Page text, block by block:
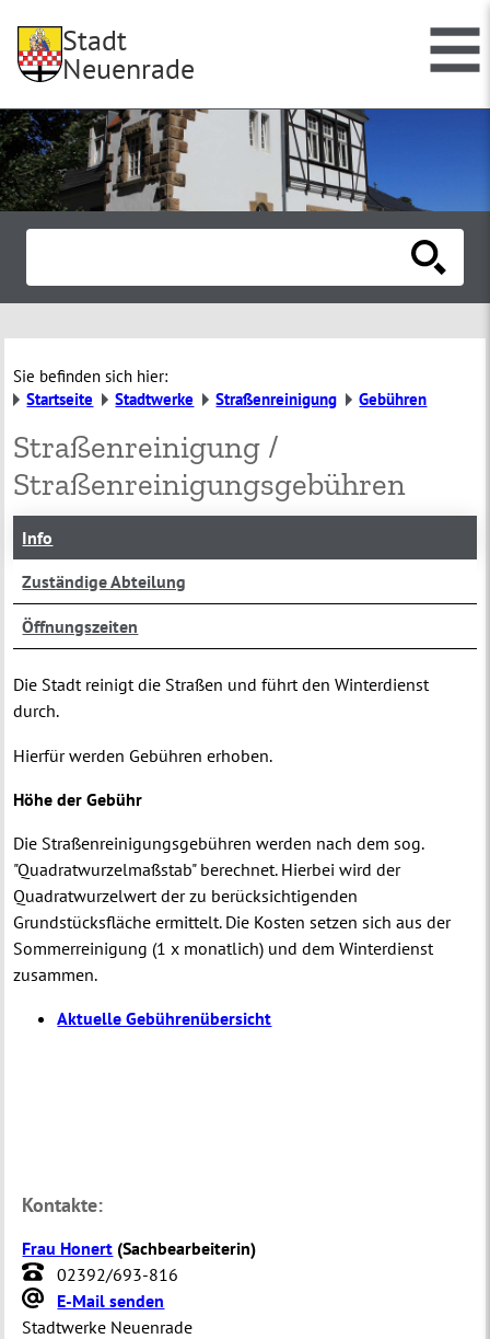
Stadt
Neuenrade
Sie befinden sich hier:
Startseite
Stadtwerke Straßenreinigung Gebühren
Straßenreinigung /
Straßenreinigungsgebühren
Info
Zuständige Abteilung
Öffnungszeiten
Die Stadt reinigt die Straßen und führt den Winterdienst
durch.
Hierfür werden Gebühren erhoben.
Höhe der Gebühr
Die Straßenreinigungsgebühren werden nach dem sog.
"Quadratwurzelmaßstab" berechnet. Hierbei wird der
Quadratwurzelwert der zu berücksichtigenden
Grundstücksfläche ermittelt. Die Kosten setzen sich aus der
Sommerreinigung (1 x monatlich) und dem Winterdienst
zusammen.
Aktuelle Gebührenübersicht
Kontakte:
Frau Honert (Sachbearbeiterin)
02392/693-816
E-Mail senden
Stadtwerke Neuenrade